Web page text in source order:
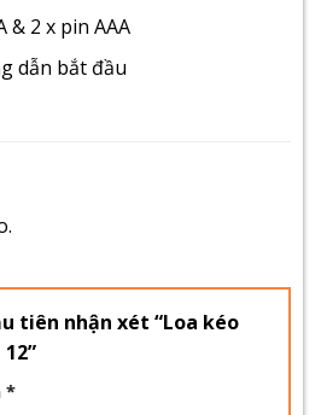
& 2 x pin AAA
dẫn bắt đầu
tiên nhận xét “Loa kéo
*